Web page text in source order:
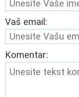
Vaš email:
Komentar: